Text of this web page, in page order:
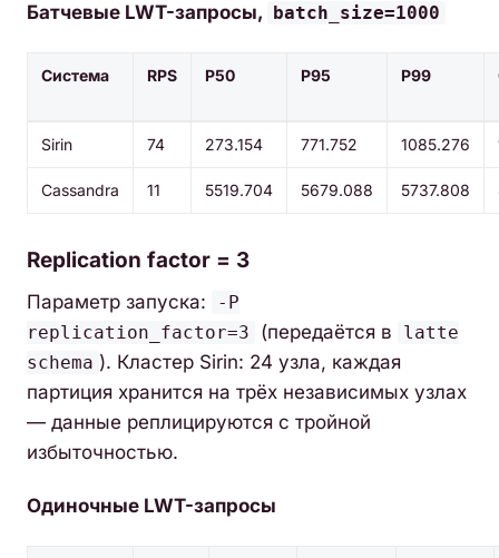
Батчевые LWT-запросы, batch_size=1000
Система RPS P50 P95 P99
Sirin 74 273.154 771.752 1085.276
Cassandra 11 5519.704 5679.088 5737.808
Replication factor = 3
Параметр запуска:
-P
replication_factor=3
(передаётся в
latte
schema ). Кластер Sirin: 24 узла, каждая
партиция хранится на трёх независимых узлах
— данные реплицируются с тройной
избыточностью.
Одиночные LWT-запросы